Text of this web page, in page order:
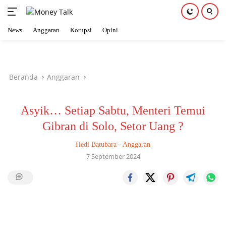
News Anggaran Korupsi Opini
Beranda Anggaran
Asyik… Setiap Sabtu, Menteri Temui
Gibran di Solo, Setor Uang ?
Hedi Batubara - Anggaran
7 September 2024